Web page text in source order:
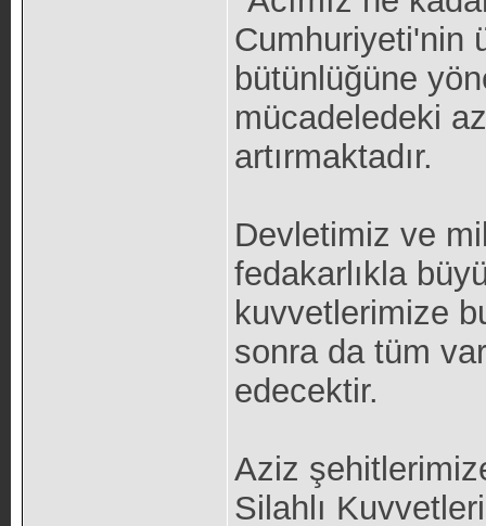
Cumhuriyeti'nin
bütünlüğüne
mücadeledeki
artırmaktadır.
Devletimiz ve
fedakarlıkla
kuvvetlerimize
sonra da tüm
edecektir.
Aziz
Silahlı